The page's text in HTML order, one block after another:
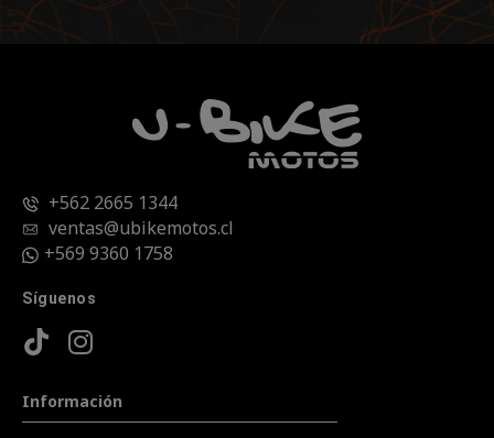
+562 2665 1344
ventas@ubikemotos.cl
+569 9360 1758
Síguenos
Información